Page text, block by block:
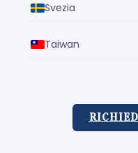
Svezia
Taiwan